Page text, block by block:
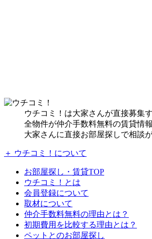
ウチコミ！は大家さんが直接募集
全物件が仲介手数料無料の賃貸情
大家さんに直接お部屋探しで相談
＋ ウチコミ！について
お部屋探し・賃貸TOP
ウチコミ！とは
会員登録について
取材について
仲介手数料無料の理由とは？
初期費用を比較する理由とは？
ペットとのお部屋探し